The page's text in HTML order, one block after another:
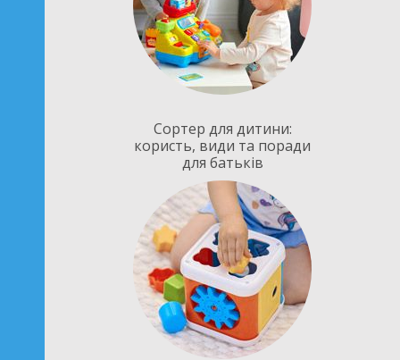
Сортер для дитини:
користь, види та поради
для батьків